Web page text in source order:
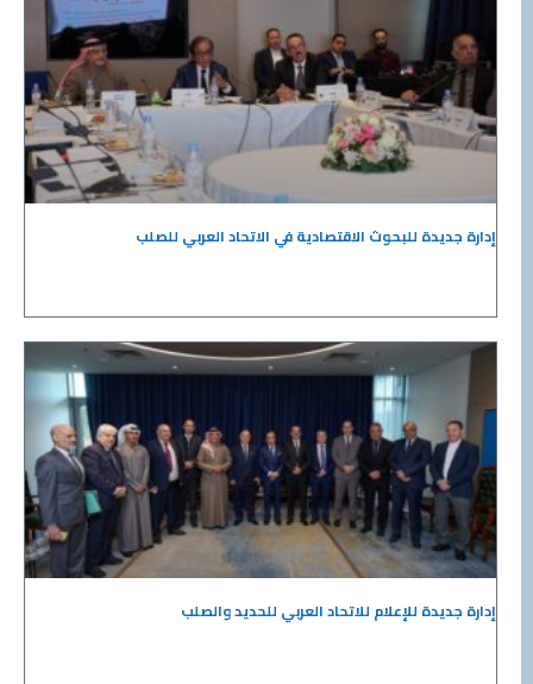
إدارة جديدة للبحوث الاقتصادية في الاتحاد العربي للصلب
إدارة جديدة للإعلام للاتحاد العربي للحديد والصلب